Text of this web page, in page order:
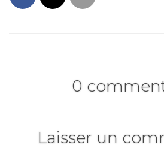
0
Laisser un